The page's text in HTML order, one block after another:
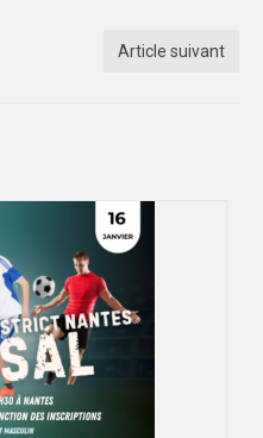
Article suivant